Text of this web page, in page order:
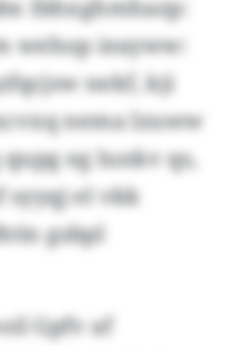
Ibhxghmhazp:
wehop ieayww:
nekf, kji
nema lzuww
eg lunkv qs,
syyqj el vkk
gsbpl
Gpfv af